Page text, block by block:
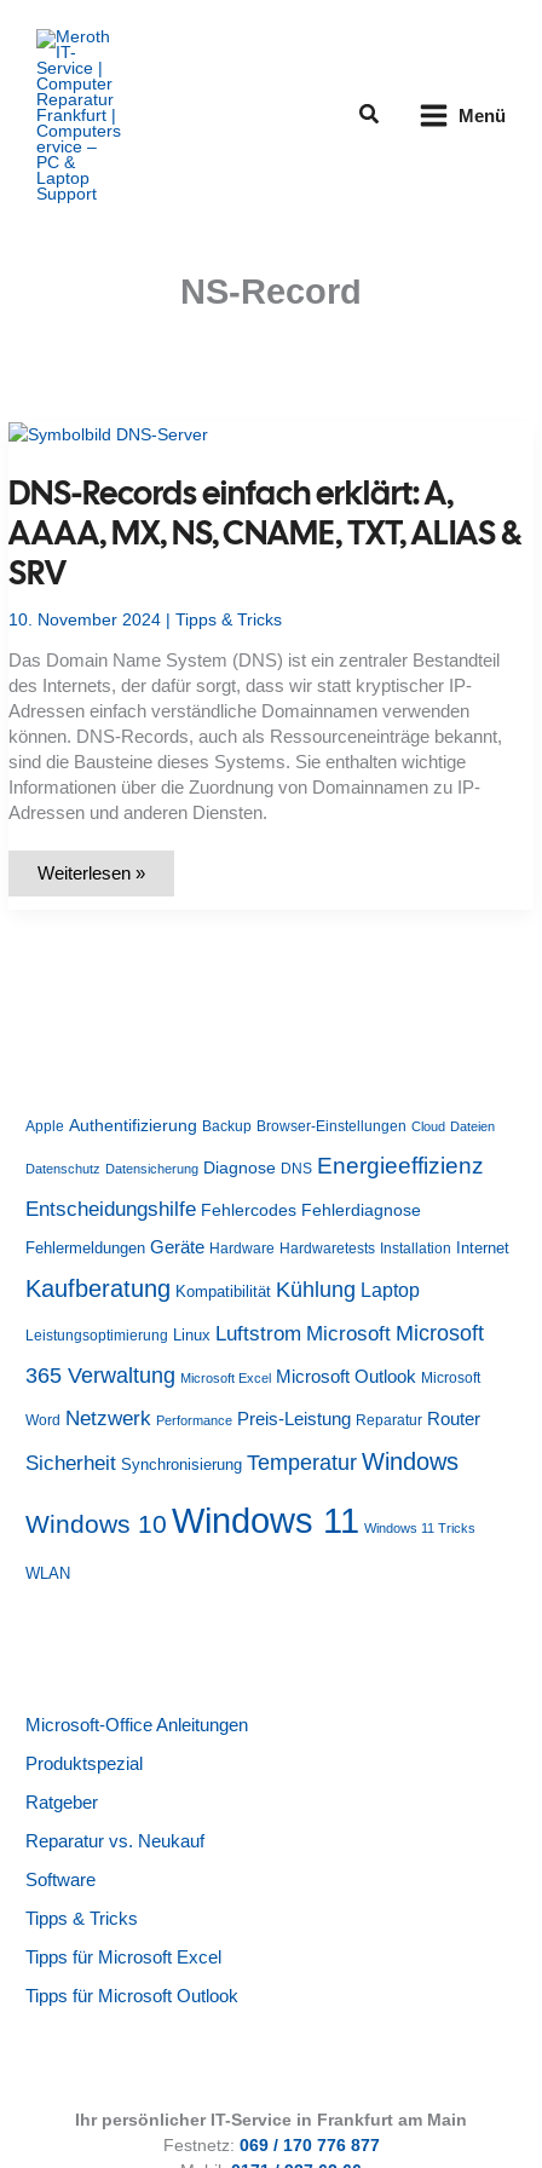
Inhalt
springen
Suchen Menü
NS-Record
DNS-Records einfach erklärt: A,
AAAA, MX, NS, CNAME, TXT, ALIAS &
SRV
10. November 2024 |Tipps & Tricks
Das Domain Name System (DNS) ist ein zentraler Bestandteil
des Internets, der dafür sorgt, dass wir statt kryptischer IP-
Adressen einfach verständliche Domainnamen verwenden
können. DNS-Records, auch als Ressourceneinträge bekannt,
sind die Bausteine dieses Systems. Sie enthalten wichtige
Informationen über die Zuordnung von Domainnamen zu IP-
Adressen und anderen Diensten.
DNS-
Weiterlesen »
Apple Authentifizierung Backup Browser-Einstellungen Cloud Dateien
Datenschutz Datensicherung Diagnose DNS Energieeffizienz
Entscheidungshilfe Fehlercodes Fehlerdiagnose
Fehlermeldungen Geräte Hardware Hardwaretests Installation Internet
Kaufberatung Kompatibilität Kühlung Laptop
Leistungsoptimierung Linux Luftstrom Microsoft Microsoft
365 Verwaltung Microsoft Excel Microsoft Outlook Microsoft
Word Netzwerk Performance Preis-Leistung Reparatur Router
Sicherheit Synchronisierung Temperatur Windows
Windows 10 Windows 11 Windows 11 Tricks
WLAN
Microsoft-Office Anleitungen
Produktspezial
Ratgeber
Reparatur vs. Neukauf
Software
Tipps & Tricks
Tipps für Microsoft Excel
Tipps für Microsoft Outlook
Ihr persönlicher IT-Service in Frankfurt am Main
Festnetz: 069 / 170 776 877